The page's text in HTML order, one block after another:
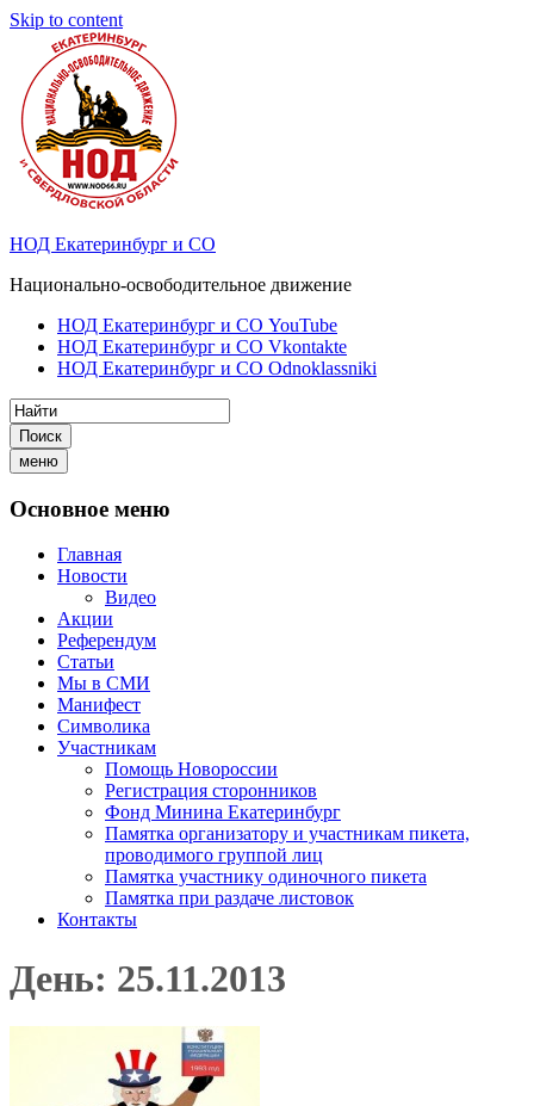
Skip to content
НОД Екатеринбург и СО
Национально-освободительное движение
НОД Екатеринбург и СО YouTube
НОД Екатеринбург и СО Vkontakte
НОД Екатеринбург и СО Odnoklassniki
Поиск
меню
Основное меню
Главная
Новости
Видео
Акции
Референдум
Статьи
Мы в СМИ
Манифест
Символика
Участникам
Помощь Новороссии
Регистрация сторонников
Фонд Минина Екатеринбург
Памятка организатору и участникам пикета,
проводимого группой лиц
Памятка участнику одиночного пикета
Памятка при раздаче листовок
Контакты
День: 25.11.2013